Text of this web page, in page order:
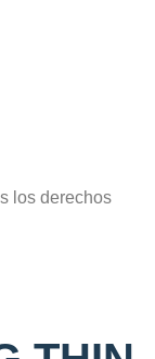
los derechos